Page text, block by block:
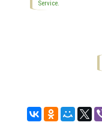
Service.